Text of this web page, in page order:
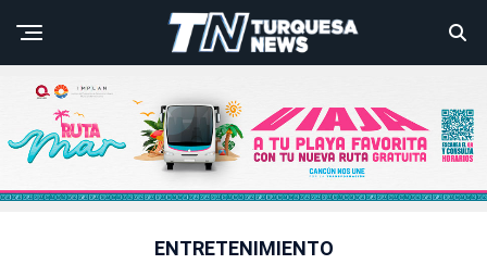
ENTRETENIMIENTO